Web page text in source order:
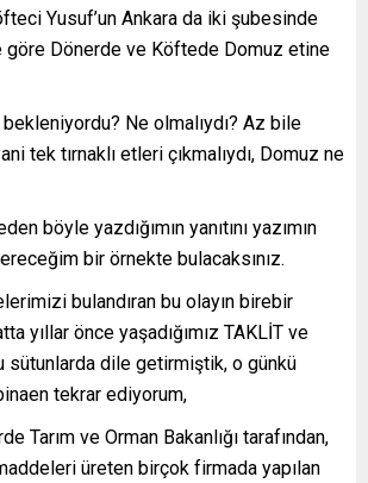
Yusuf’un Ankara da iki şubesinde
göre Dönerde ve Köftede Domuz etine
Ne olmalıydı? Az bile
tek tırnaklı etleri çıkmalıydı, Domuz ne
böyle yazdığımın yanıtını yazımın
bir örnekte bulacaksınız.
bulandıran bu olayın birebir
yıllar önce yaşadığımız TAKLİT ve
sütunlarda dile getirmiştik, o günkü
tekrar ediyorum,
Tarım ve Orman Bakanlığı tarafından,
üreten birçok firmada yapılan